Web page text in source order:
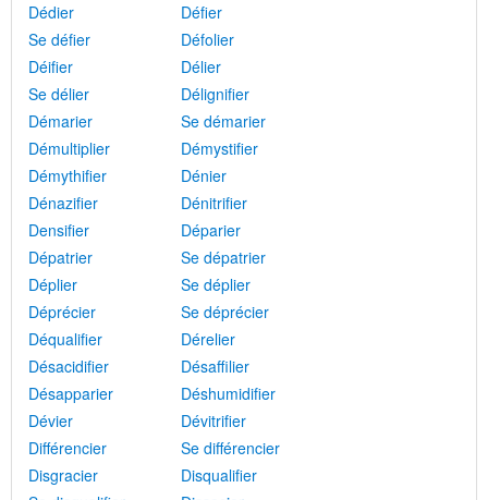
Dédier
Défier
Se défier
Défolier
Déifier
Délier
Se délier
Délignifier
Démarier
Se démarier
Démultiplier
Démystifier
Démythifier
Dénier
Dénazifier
Dénitrifier
Densifier
Déparier
Dépatrier
Se dépatrier
Déplier
Se déplier
Déprécier
Se déprécier
Déqualifier
Dérelier
Désacidifier
Désaffilier
Désapparier
Déshumidifier
Dévier
Dévitrifier
Différencier
Se différencier
Disgracier
Disqualifier